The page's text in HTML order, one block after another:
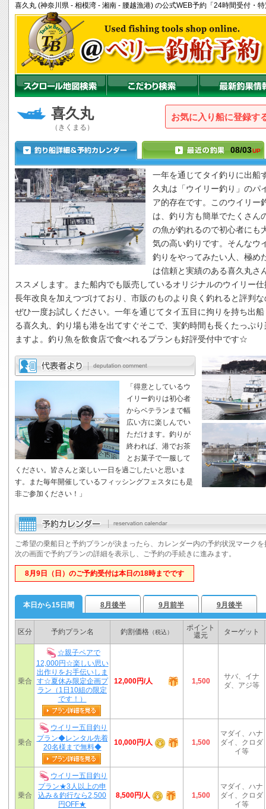
喜久丸 (神奈川県 - 相模湾 - 湘南 - 腰越漁港) の公式WEB予約「24時間受付・
喜久丸
（きくまる）
お気に入り船に登録
08/03UP
一年を通じてタイ釣りに出船
久丸は「ウイリー釣り」のパ
ア的存在です。このウイリー
は、釣り方も簡単でたくさん
の魚が釣れるので初心者にも
気の高い釣りです。そんなウ
釣りをやってみたい人、極め
は信頼と実績のある喜久丸さ
ススメします。また船内でも販売しているオリジナルのウイリー
長年改良を加えつづけており、市販のものより良く釣れると評判
ぜひ一度お試しください。一年を通じてタイ五目に拘りを持ち出
る喜久丸 、釣り場も港を出てすぐそこで、実釣時間も長くたっぷ
ますよ。釣り魚を飲食店で食べれるプランも好評受付中です☆
「得意としているウ
イリー釣りは初心者
からベテランまで幅
広い方に楽しんでい
ただけます。釣りが
終われば、港でお茶
とお菓子で一服して
ください。皆さんと楽しい一日を過ごしたいと思いま
す。また毎年開催しているフィッシングフェスタにも是
非ご参加ください！」
ご希望の乗船日と予約プランが決まったら、カレンダー内の予約状況マーク
次の画面で予約プランの詳細を表示し、ご予約の手続きに進みます。
8月9日（日）のご予約受付は本日の18時までです
本日から15日間 8月後半 9月前半 9月後半
区分 予約プラン名 釣割価格 （税込）
ポイント
還元
ターゲット
乗合
☆親子ペアで
12,000円☆楽しい思い
出作りをお手伝いしま
す☆夏休み限定企画プ
ラン（1日10組の限定
です！）
12,000円/人 1,500
サバ、イナ
ダ、アジ等
乗合
ウイリー五目釣り
プラン◆レンタル先着
20名様まで無料◆
10,000円/人 1,500
マダイ、ハナ
ダイ、クロダ
イ等
乗合
ウイリー五目釣り
プラン★3人以上の申
込み＆釣行なら2,500
円OFF★
8,500円/人 1,500
マダイ、ハナ
ダイ、クロダ
イ等